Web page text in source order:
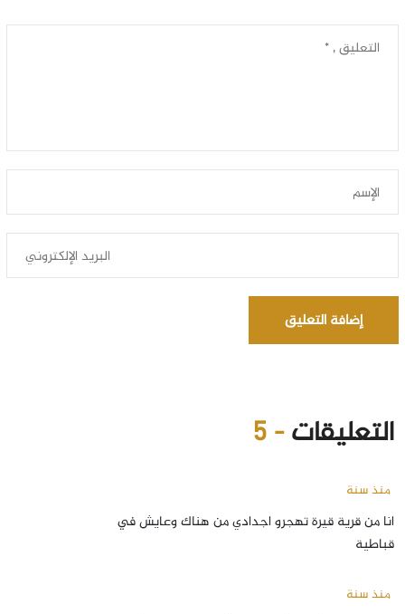
إضافة التعليق
التعليقات- 5
منذ سنة
انا من قرية قيرة تهجرو اجدادي من هناك وعايش في
قباطية
منذ سنة